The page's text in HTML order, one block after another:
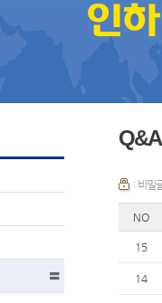
〓
Q&A
: 비밀
NO
15
14